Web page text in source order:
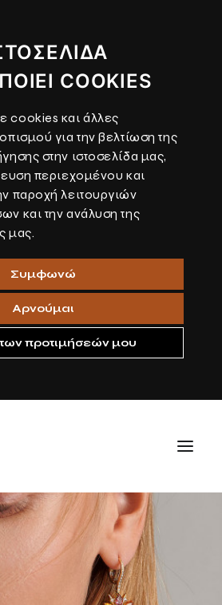
COOKIES
cookies και άλλες
για την βελτίωση της
στην ιστοσελίδα μας,
περιεχομένου και
παροχή λειτουργιών
και την ανάλυση της
μας.
Συμφωνώ
Αρνούμαι
προτιμήσεών μου